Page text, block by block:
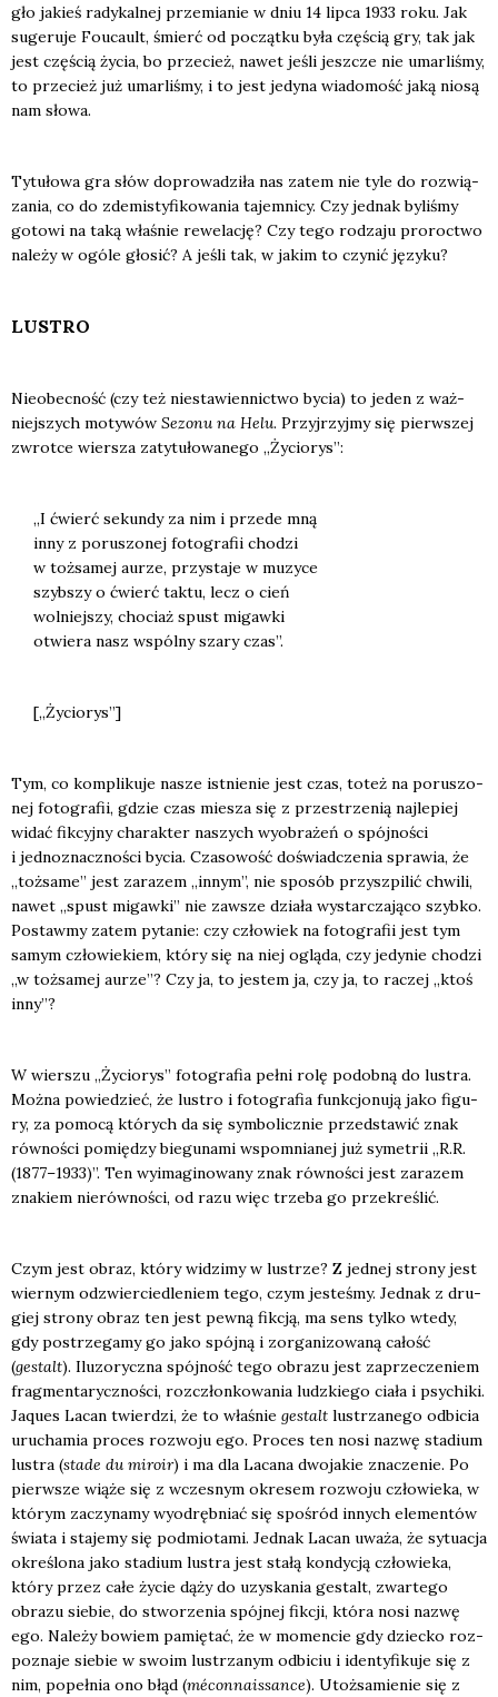
gło jakieś rady­kal­nej prze­mia­nie w dniu 14 lip­ca 1933 roku. Jak
suge­ru­je Foucault, śmierć od począt­ku była czę­ścią gry, tak jak
jest czę­ścią życia, bo prze­cież, nawet jeśli jesz­cze nie umar­li­śmy,
to prze­cież już umar­li­śmy, i to jest jedy­na wia­do­mość jaką nio­są
nam sło­wa.
Tytu­ło­wa gra słów dopro­wa­dzi­ła nas zatem nie tyle do roz­wią­
za­nia, co do zde­mi­sty­fi­ko­wa­nia tajem­ni­cy. Czy jed­nak byli­śmy
goto­wi na taką wła­śnie rewe­la­cję? Czy tego rodza­ju pro­roc­two
nale­ży w ogó­le gło­sić? A jeśli tak, w jakim to czy­nić języ­ku?
LUSTRO
Nie­obec­ność (czy też nie­sta­wien­nic­two bycia) to jeden z waż­
niej­szych moty­wów Sezo­nu na Helu. Przyj­rzyj­my się pierw­szej
zwrot­ce wier­sza zaty­tu­ło­wa­ne­go „Życio­rys”:
„I ćwierć sekun­dy za nim i przede mną
inny z poru­szo­nej foto­gra­fii cho­dzi
w toż­sa­mej aurze, przy­sta­je w muzy­ce
szyb­szy o ćwierć tak­tu, lecz o cień
wol­niej­szy, cho­ciaż spust migaw­ki
otwie­ra nasz wspól­ny sza­ry czas”.
[„Życio­rys”]
Tym, co kom­pli­ku­je nasze ist­nie­nie jest czas, toteż na poru­szo­
nej foto­gra­fii, gdzie czas mie­sza się z prze­strze­nią naj­le­piej
widać fik­cyj­ny cha­rak­ter naszych wyobra­żeń o spój­no­ści
i jed­no­znacz­no­ści bycia. Cza­so­wość doświad­cze­nia spra­wia, że
„toż­sa­me” jest zara­zem „innym”, nie spo­sób przy­szpi­lić chwi­li,
nawet „spust migaw­ki” nie zawsze dzia­ła wystar­cza­ją­co szyb­ko.
Postaw­my zatem pyta­nie: czy czło­wiek na foto­gra­fii jest tym
samym czło­wie­kiem, któ­ry się na niej oglą­da, czy jedy­nie cho­dzi
„w toż­sa­mej aurze”? Czy ja, to jestem ja, czy ja, to raczej „ktoś
inny”?
W wier­szu „Życio­rys” foto­gra­fia peł­ni rolę podob­ną do lustra.
Moż­na powie­dzieć, że lustro i foto­gra­fia funk­cjo­nu­ją jako figu­
ry, za pomo­cą któ­rych da się sym­bo­licz­nie przed­sta­wić znak
rów­no­ści pomię­dzy bie­gu­na­mi wspo­mnia­nej już syme­trii „R.R.
(1877–1933)”. Ten wyima­gi­no­wa­ny znak rów­no­ści jest zara­zem
zna­kiem nie­rów­no­ści, od razu więc trze­ba go prze­kre­ślić.
Czym jest obraz, któ­ry widzi­my w lustrze? Z jed­nej stro­ny jest
wier­nym odzwier­cie­dle­niem tego, czym jeste­śmy. Jed­nak z dru­
giej stro­ny obraz ten jest pew­ną fik­cją, ma sens tyl­ko wte­dy,
gdy postrze­ga­my go jako spój­ną i zor­ga­ni­zo­wa­ną całość
(gestalt). Ilu­zo­rycz­na spój­ność tego obra­zu jest zaprze­cze­niem
frag­men­ta­rycz­no­ści, roz­człon­ko­wa­nia ludz­kie­go cia­ła i psy­chi­ki.
Jaqu­es Lacan twier­dzi, że to wła­śnie gestalt lustrza­ne­go odbi­cia
uru­cha­mia pro­ces roz­wo­ju ego. Pro­ces ten nosi nazwę sta­dium
lustra (sta­de du miro­ir) i ma dla Laca­na dwo­ja­kie zna­cze­nie. Po
pierw­sze wią­że się z wcze­snym okre­sem roz­wo­ju czło­wie­ka, w
któ­rym zaczy­na­my wyod­ręb­niać się spo­śród innych ele­men­tów
świa­ta i sta­je­my się pod­mio­ta­mi. Jed­nak Lacan uwa­ża, że sytu­acja
okre­ślo­na jako sta­dium lustra jest sta­łą kon­dy­cją czło­wie­ka,
któ­ry przez całe życie dąży do uzy­ska­nia gestalt, zwar­te­go
obra­zu sie­bie, do stwo­rze­nia spój­nej fik­cji, któ­ra nosi nazwę
ego. Nale­ży bowiem pamię­tać, że w momen­cie gdy dziec­ko roz­
po­zna­je sie­bie w swo­im lustrza­nym odbi­ciu i iden­ty­fi­ku­je się z
nim, popeł­nia ono błąd (mécon­na­is­san­ce). Utoż­sa­mie­nie się z